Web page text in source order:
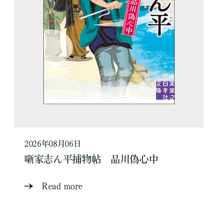
2026年08月06日
噺家志ん平捕物帖 品川偽心中
Read more